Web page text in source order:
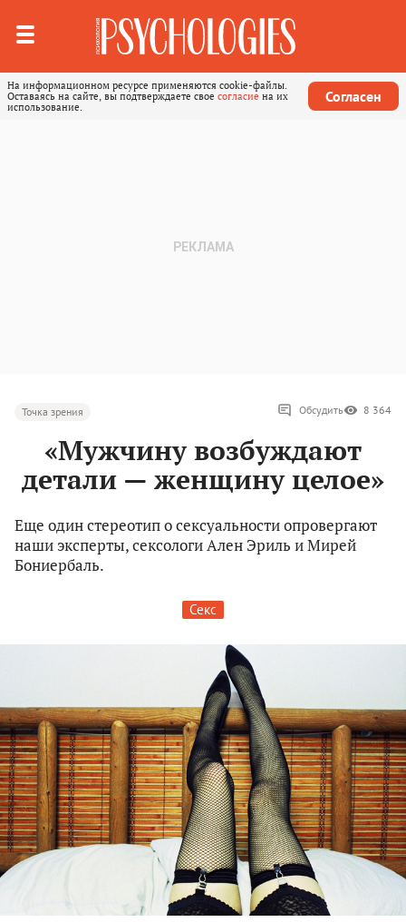
На информационном ресурсе применяются cookie-файлы.
Оставаясь на сайте, вы подтверждаете свое согласие на их
использование.
Согласен
Точка зрения Обсудить 8 364
«Мужчину возбуждают
детали — женщину целое»
Еще один стереотип о сексуальности опровергают
наши эксперты, сексологи Ален Эриль и Мирей
Бониербаль.
Секс